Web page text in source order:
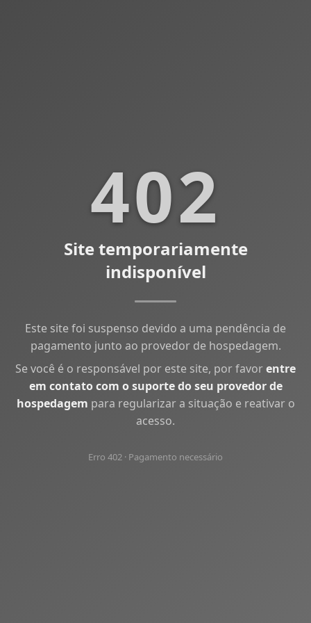
402
Site temporariamente
indisponível
Este site foi suspenso devido a uma pendência de
pagamento junto ao provedor de hospedagem.
Se você é o responsável por este site, por favorentre
em contato com o suporte do seu provedor de
hospedagem para regularizar a situação e reativar o
acesso.
Erro 402 · Pagamento necessário